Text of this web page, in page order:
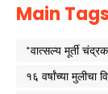
Main Tags
*वात्सल्य मूर्ती
१६ वर्षांच्या मुलीचा